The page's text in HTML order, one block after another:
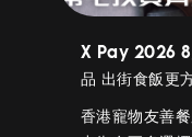
X Pay 2026 8
品 出街食飯更
香港寵物友善